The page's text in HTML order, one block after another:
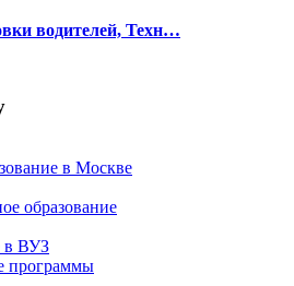
водителей, Техн…
в Москве
образование
в ВУЗ
программы